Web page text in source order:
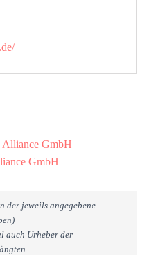
Alliance GmbH
GmbH
der jeweils angegebene
auch Urheber der